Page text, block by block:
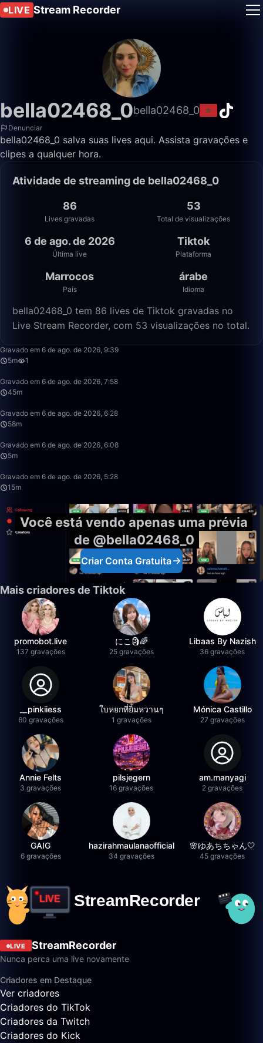
LIVE Stream Recorder
bella02468_0bella02468_0
Denunciar
bella02468_0 salva suas lives aqui. Assista gravações e
clipes a qualquer hora.
Atividade de streaming de bella02468_0
86
Lives gravadas
53
Total de visualizações
6 de ago. de 2026
Última live
Tiktok
Plataforma
Marrocos
País
árabe
Idioma
bella02468_0 tem 86 lives de Tiktok gravadas no
Live Stream Recorder, com 53 visualizações no total.
Gravado em 6 de ago. de 2026, 9:39
5m
1
Gravado em 6 de ago. de 2026, 7:58
45m
Gravado em 6 de ago. de 2026, 6:28
58m
Gravado em 6 de ago. de 2026, 6:08
5m
Gravado em 6 de ago. de 2026, 5:28
15m
Você está vendo apenas uma prévia
de @bella02468_0
Criar Conta Gratuita
Mais criadores de Tiktok
promobot.live
137 gravações
にこ🗿🌈
25 gravações
Libaas By Nazish
36 gravações
__pinkiiess
60 gravações
ใบหยกที่ยิ้มหวานๆ
1 gravações
Mónica Castillo
27 gravações
Annie Felts
3 gravações
pilsjegern
16 gravações
am.manyagi
2 gravações
GAIG
6 gravações
hazirahmaulanaofficial
34 gravações
🌸ゆあちちゃん🤍
45 gravações
LIVE StreamRecorder
Nunca perca uma live novamente
Criadores em Destaque
Ver criadores
Criadores do TikTok
Criadores da Twitch
Criadores do Kick